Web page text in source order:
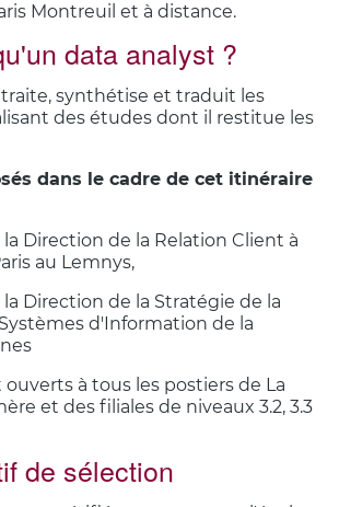
Montreuil et à distance.
data analyst ?
traite, synthétise et traduit les
des études dont il restitue les
dans le cadre de cet itinéraire
la Direction de la Relation Client à
au Lemnys,
la Direction de la Stratégie de la
d'Information de la
ouverts à tous les postiers de La
et des filiales de niveaux 3.2, 3.3
de sélection